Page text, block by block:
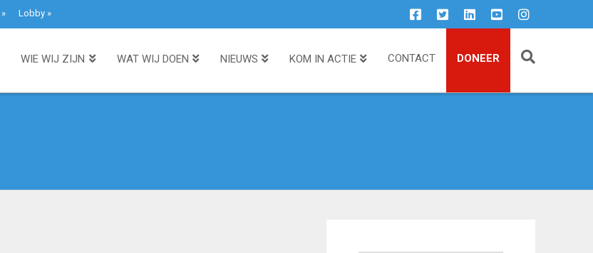
» Lobby»
WIE WIJ ZIJN WAT WIJ DOEN NIEUWS KOM IN ACTIE CONTACT DONEER